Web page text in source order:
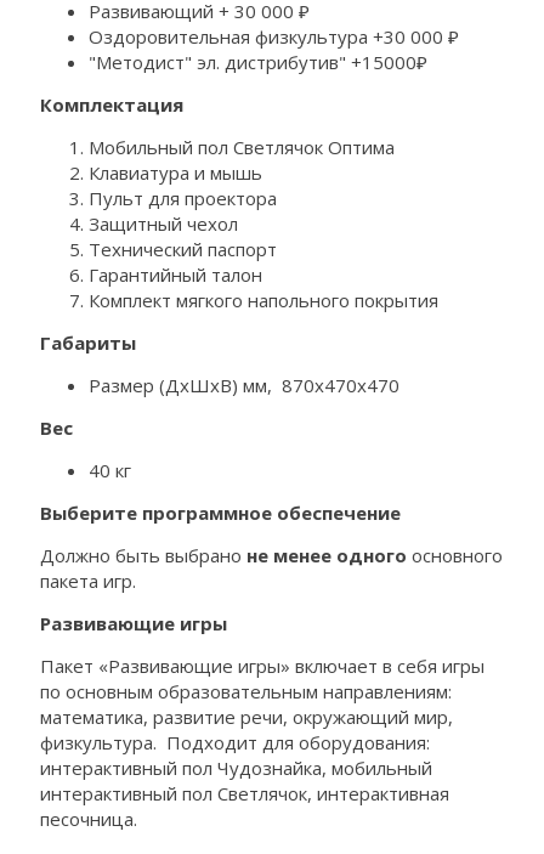
Развивающий + 30 000 ₽
Оздоровительная физкультура +30 000 ₽
"Методист" эл. дистрибутив" +15000₽
Комплектация
Мобильный пол Светлячок Оптима
Клавиатура и мышь
Пульт для проектора
Защитный чехол
Технический паспорт
Гарантийный талон
Комплект мягкого напольного покрытия
Габариты
Размер (ДхШхВ) мм, 870х470х470
Вес
40 кг
Выберите программное обеспечение
Должно быть выбрано не менее одного основного
пакета игр.
Развивающие игры
Пакет «Развивающие игры» включает в себя игры
по основным образовательным направлениям:
математика, развитие речи, окружающий мир,
физкультура. Подходит для оборудования:
интерактивный пол Чудознайка, мобильный
интерактивный пол Светлячок, интерактивная
песочница.